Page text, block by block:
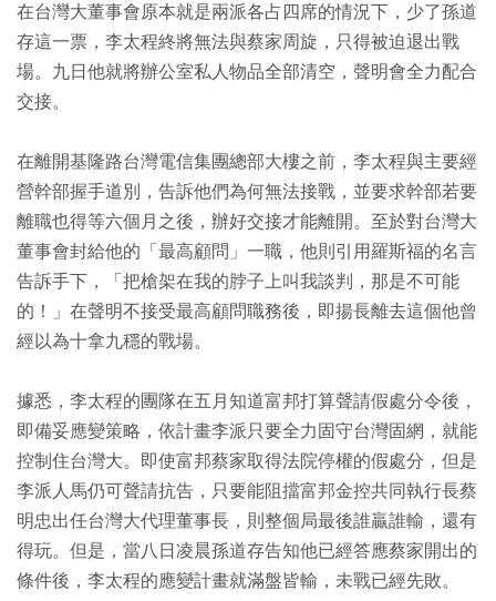
在台灣大董事會原本就是兩派各占四席的情況下，少了孫道
存這一票，李太程終將無法與蔡家周旋，只得被迫退出戰
場。九日他就將辦公室私人物品全部清空，聲明會全力配合
交接。
在離開基隆路台灣電信集團總部大樓之前，李太程與主要經
營幹部握手道別，告訴他們為何無法接戰，並要求幹部若要
離職也得等六個月之後，辦好交接才能離開。至於對台灣大
董事會封給他的「最高顧問」一職，他則引用羅斯福的名言
告訴手下，「把槍架在我的脖子上叫我談判，那是不可能
的！」在聲明不接受最高顧問職務後，即揚長離去這個他曾
經以為十拿九穩的戰場。
據悉，李太程的團隊在五月知道富邦打算聲請假處分令後，
即備妥應變策略，依計畫李派只要全力固守台灣固網，就能
控制住台灣大。即使富邦蔡家取得法院停權的假處分，但是
李派人馬仍可聲請抗告，只要能阻擋富邦金控共同執行長蔡
明忠出任台灣大代理董事長，則整個局最後誰贏誰輸，還有
得玩。但是，當八日凌晨孫道存告知他已經答應蔡家開出的
條件後，李太程的應變計畫就滿盤皆輸，未戰已經先敗。